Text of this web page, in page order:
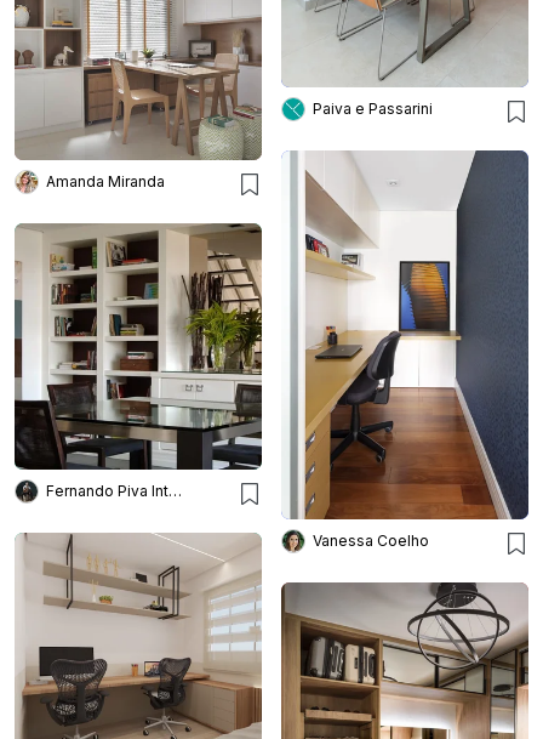
Paiva e Passarini
Amanda Miranda
Vanessa Coelho
Fernando Piva Interiores